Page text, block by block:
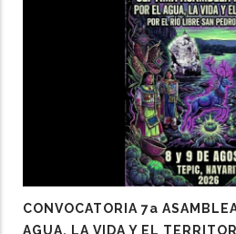
CONVOCATORIA 7a
AGUA, LA VIDA Y EL